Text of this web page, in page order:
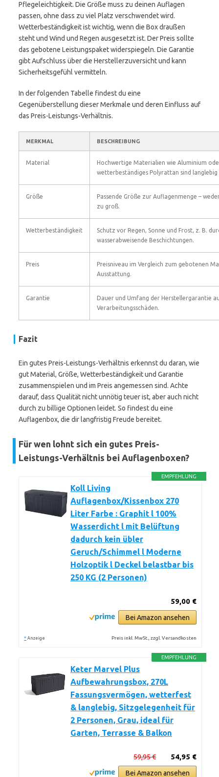
Pflegeleichtigkeit. Die Größe muss zu deinen Auflagen
passen, ohne dass zu viel Platz verschwendet wird.
Wetterbeständigkeit ist wichtig, wenn die Box draußen
steht und Wind und Regen ausgesetzt ist. Der Preis sollte
das gebotene Leistungspaket widerspiegeln. Die Garantie
gibt Aufschluss über die Herstellerzuversicht und kann
Sicherheitsgefühl vermitteln.
In der folgenden Tabelle findest du eine
Gegenüberstellung dieser Merkmale und deren Einfluss auf
das Preis-Leistungs-Verhältnis.
MERKMAL BESCHREIBUNG
Material
Hochwertige Materialien wie Aluminium
wetterbeständiges Polyrattan sind
Größe
Passende Größe zur Auflagenmenge –
zu groß.
Wetterbeständigkeit
Schutz vor Regen, Sonne und Frost, z. B.
wasserabweisende Beschichtungen.
Preis
Preisniveau im Vergleich zum gebotenen
Ausstattung.
Garantie
Dauer und Umfang der Herstellergarantie
Verarbeitungsschäden.
Fazit
Ein gutes Preis-Leistungs-Verhältnis erkennst du daran, wie
gut Material, Größe, Wetterbeständigkeit und Garantie
zusammenspielen und im Preis angemessen sind. Achte
darauf, dass Qualität nicht unnötig teuer ist, aber auch nicht
durch zu billige Optionen leidet. So findest du eine
Auflagenbox, die dir langfristig Freude bereitet.
Für wen lohnt sich ein gutes Preis-
Leistungs-Verhältnis bei Auflagenboxen?
EMPFEHLUNG
Koll Living
Auflagenbox/Kissenbox 270
Liter Farbe : Graphit l 100%
Wasserdicht l mit Belüftung
dadurch kein übler
Geruch/Schimmel l Moderne
Holzoptik l Deckel belastbar bis
250 KG (2 Personen)
59,00 €
Bei Amazon ansehen
* Anzeige Preis inkl. MwSt., zzgl. Versandkosten
EMPFEHLUNG
Keter Marvel Plus
Aufbewahrungsbox, 270L
Fassungsvermögen, wetterfest
& langlebig, Sitzgelegenheit für
2 Personen, Grau, ideal für
Garten, Terrasse & Balkon
54,95 €
59,95 €
Bei Amazon ansehen